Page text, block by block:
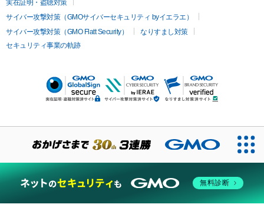
実在証明・盗聴対策
サイバー攻撃対策（GMOサイバーセキュリティ byイエラエ）
サイバー攻撃対策（GMO Flatt Security）
なりすまし対策
セキュリティ事業の軌跡
無料診断